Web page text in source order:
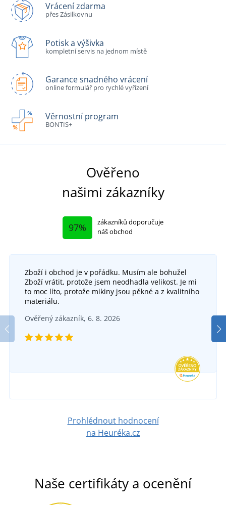
Vrácení zdarma
přes Zásilkovnu
Potisk a výšivka
kompletní servis na jednom místě
Garance snadného vrácení
online formulář pro rychlé vyřízení
Věrnostní program
BONTIS+
Ověřeno
našimi zákazníky
97%
zákazníků doporučuje
náš obchod
Zboží i obchod je v pořádku. Musím ale bohužel
Zboží vrátit, protože jsem neodhadla velikost. Je mi
to moc líto, protože mikiny jsou pěkné a z kvalitního
materiálu.
Ověřený zákazník, 6. 8. 2026
Prohlédnout hodnocení
na Heuréka.cz
Naše certifikáty a ocenění